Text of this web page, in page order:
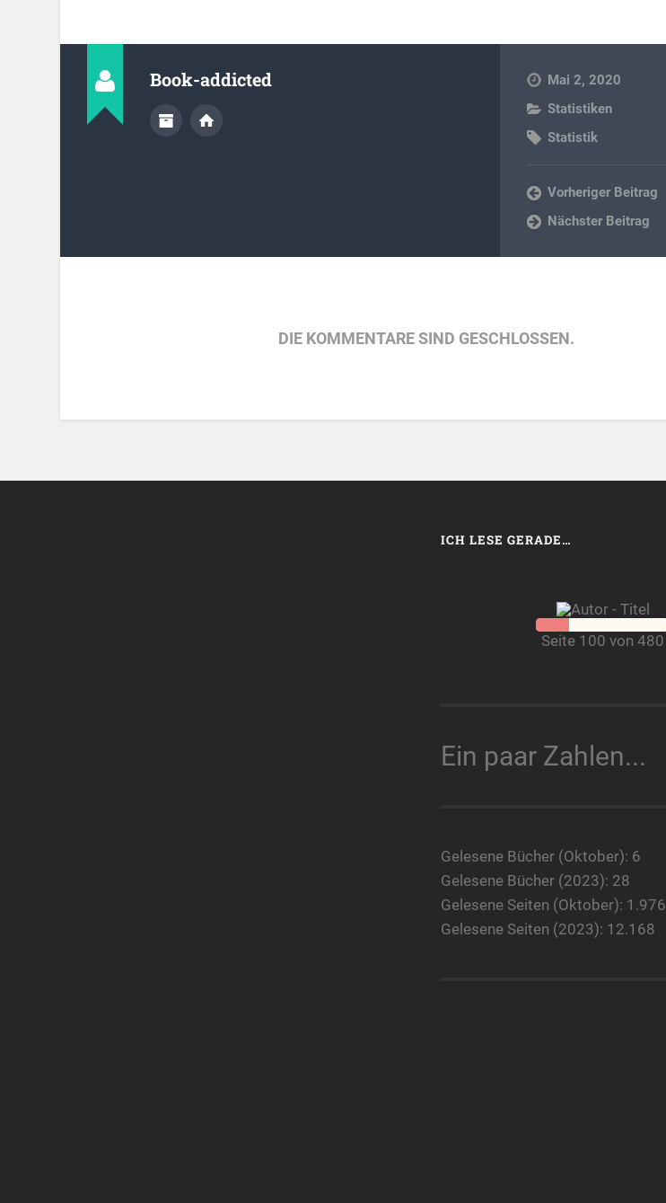
Book-addicted
Mai 2, 2020
Statistiken
Statistik
Vorheriger Beitrag
Nächster Beitrag
DIE KOMMENTARE SIND GESCHLOSSEN.
ICH LESE GERADE…
Seite 100 von 480
Ein paar Zahlen...
Gelesene Bücher (Oktober): 6
Gelesene Bücher (2023): 28
Gelesene Seiten (Oktober): 1.976
Gelesene Seiten (2023): 12.168